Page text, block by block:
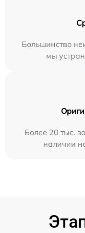
Большинство
мы
Более 20 тыс.
наличии